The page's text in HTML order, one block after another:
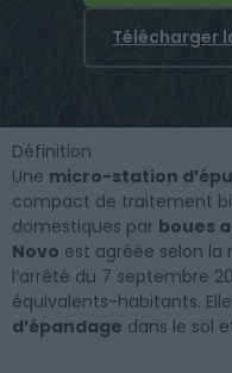
Télécharger
Définition
Une micro-station
compact de traitement
domestiques par boues
Novo est agréée selon la
l’arrêté du 7 septembre
équivalents-habitants.
d’épandage dans le sol